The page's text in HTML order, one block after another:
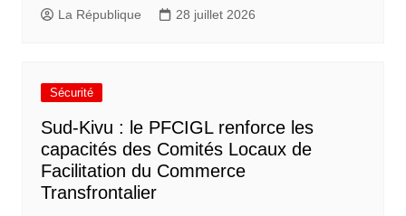
La République 28 juillet 2026
Sécurité
Sud-Kivu : le PFCIGL renforce les
capacités des Comités Locaux de
Facilitation du Commerce
Transfrontalier